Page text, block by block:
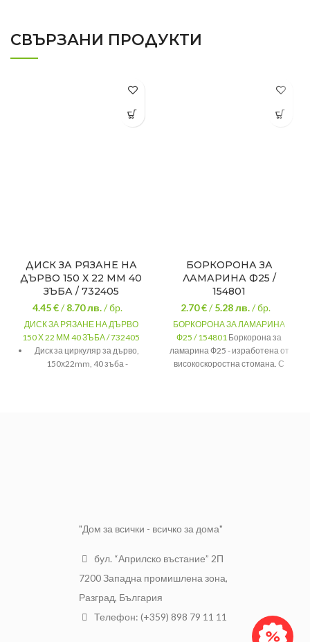
СВЪРЗАНИ ПРОДУКТИ
ДИСК ЗА РЯЗАНЕ НА
ДЪРВО 150 Х 22 ММ 40
ЗЪБА / 732405
4.45 €/8.70лв./ бр.
ДИСК ЗА РЯЗАНЕ НА ДЪРВО
150 Х 22 ММ 40 ЗЪБА / 732405
Диск за циркуляр за дърво,
150х22mm, 40 зъба -
БОРКОРОНА ЗА
ЛАМАРИНА Ф25 /
154801
2.70 €/5.28лв./ бр.
БОРКОРОНА ЗА ЛАМАРИНА
Ф25 / 154801 Боркорона за
ламарина Ф25 - изработена от
високоскоростна стомана. С
"Дом за всички - всичко за дома"
бул. “Априлско въстание” 2П
7200 Западна промишлена зона,
Разград, България
Телефон: (+359) 898 79 11 11